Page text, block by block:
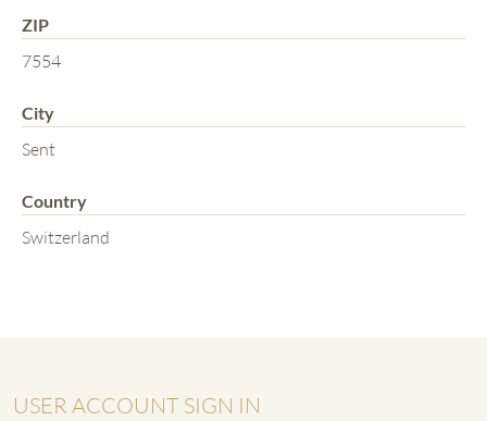
ZIP
7554
City
Sent
Country
Switzerland
USER ACCOUNT SIGN IN